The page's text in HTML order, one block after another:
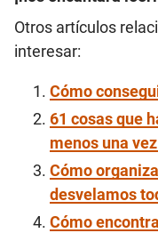
Otros artículos
interesar:
Cómo
61 cosas que
menos una
Cómo
desvelamos
Cómo